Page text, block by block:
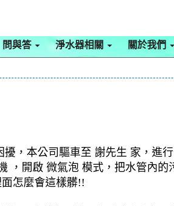
問與答 淨水器相關 關於我們
，本公司驅車至 謝先生 家，進
，開啟 微氣泡 模式，把水管內
怎麼會這樣髒!!